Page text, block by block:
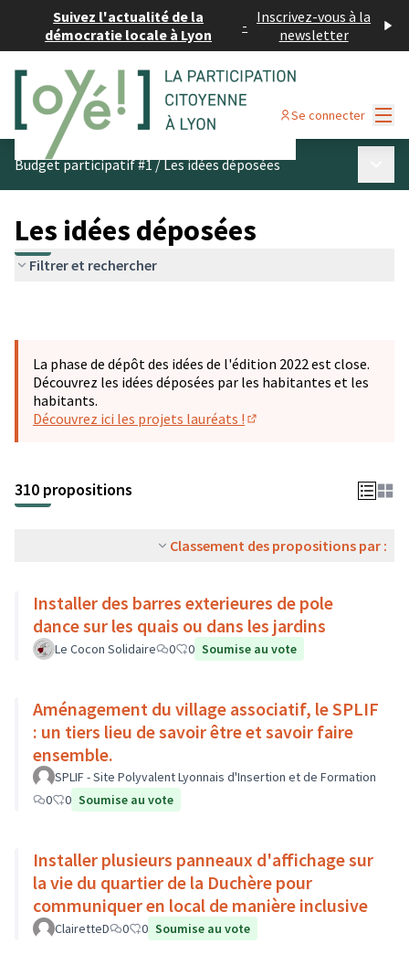
Suivez l'actualité de la
démocratie locale à Lyon
- Inscrivez-vous à la
newsletter
Se connecter
Budget participatif #1/Les idées déposées
Les idées déposées
Filtrer et rechercher
La phase de dépôt des idées de l'édition 2022 est close.
Découvrez les idées déposées par les habitantes et les
habitants.
Découvrez ici les projets lauréats !
310 propositions
Classement des propositions par :
Installer des barres exterieures de pole
dance sur les quais ou dans les jardins
Le Cocon Solidaire 0 0 Soumise au vote
Aménagement du village associatif, le SPLIF
: un tiers lieu de savoir être et savoir faire
ensemble.
SPLIF - Site Polyvalent Lyonnais d'Insertion et de Formation
0
0 Soumise au vote
Installer plusieurs panneaux d'affichage sur
la vie du quartier de la Duchère pour
communiquer en local de manière inclusive
ClairetteD 0 0 Soumise au vote